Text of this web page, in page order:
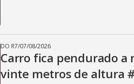
DO R7/07/08/2026
Carro fica pendurado a
vinte metros de altura